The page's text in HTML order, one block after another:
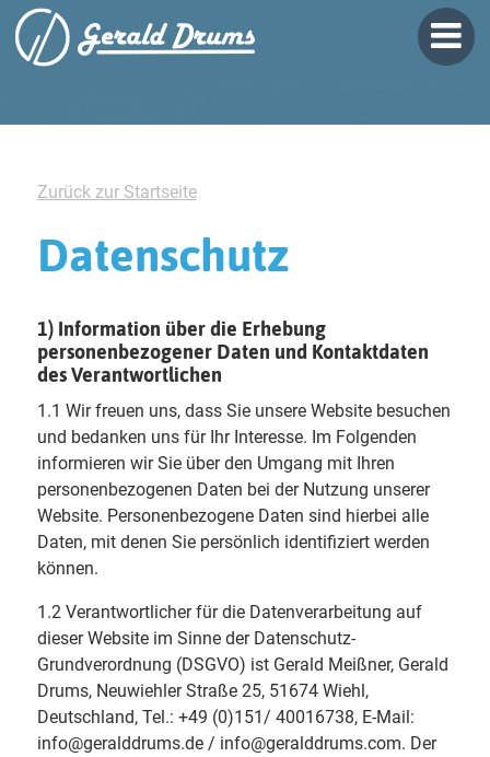
Zurück zur Startseite
Datenschutz
1) Information über die Erhebung
personenbezogener Daten und Kontaktdaten
des Verantwortlichen
1.1 Wir freuen uns, dass Sie unsere Website besuchen
und bedanken uns für Ihr Interesse. Im Folgenden
informieren wir Sie über den Umgang mit Ihren
personenbezogenen Daten bei der Nutzung unserer
Website. Personenbezogene Daten sind hierbei alle
Daten, mit denen Sie persönlich identifiziert werden
können.
1.2 Verantwortlicher für die Datenverarbeitung auf
dieser Website im Sinne der Datenschutz-
Grundverordnung (DSGVO) ist Gerald Meißner, Gerald
Drums, Neuwiehler Straße 25, 51674 Wiehl,
Deutschland, Tel.: +49 (0)151/ 40016738, E-Mail:
info@geralddrums.de / info@geralddrums.com. Der